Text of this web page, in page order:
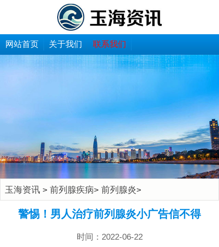
网站首页 关于我们 联系我们
玉海资讯> 前列腺疾病> 前列腺炎>
警惕！男人治疗前列腺炎小广告信不得
时间：2022-06-22